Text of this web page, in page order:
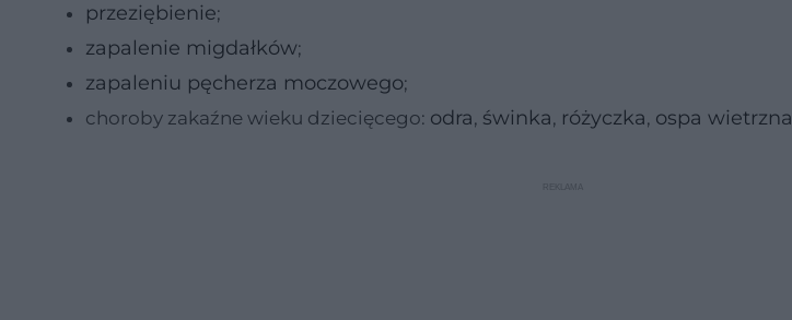
przeziębienie;
zapalenie migdałków;
zapaleniu pęcherza moczowego;
choroby zakaźne wieku dziecięcego: odra, świnka, różyczka, ospa wietrzna